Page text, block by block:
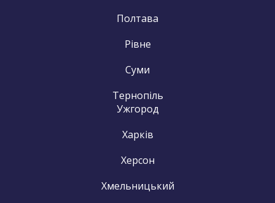
Полтава
Рівне
Суми
Тернопіль
Ужгород
Харків
Херсон
Хмельницький